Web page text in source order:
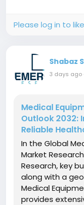
and
Please log in to
Shabaz
3 days ago
Medical
Outlook 2032:
Reliable
In the Global
Market
Research, key
along with a
Medical
provides